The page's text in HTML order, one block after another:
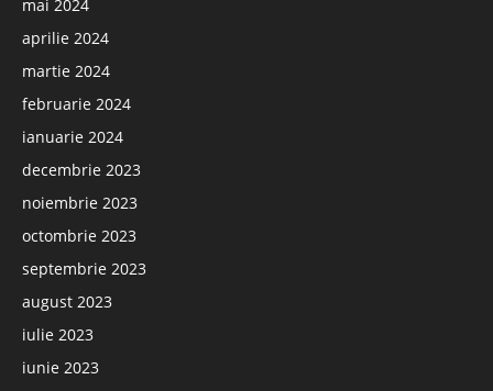
mai 2024
aprilie 2024
martie 2024
februarie 2024
ianuarie 2024
decembrie 2023
noiembrie 2023
octombrie 2023
septembrie 2023
august 2023
iulie 2023
iunie 2023